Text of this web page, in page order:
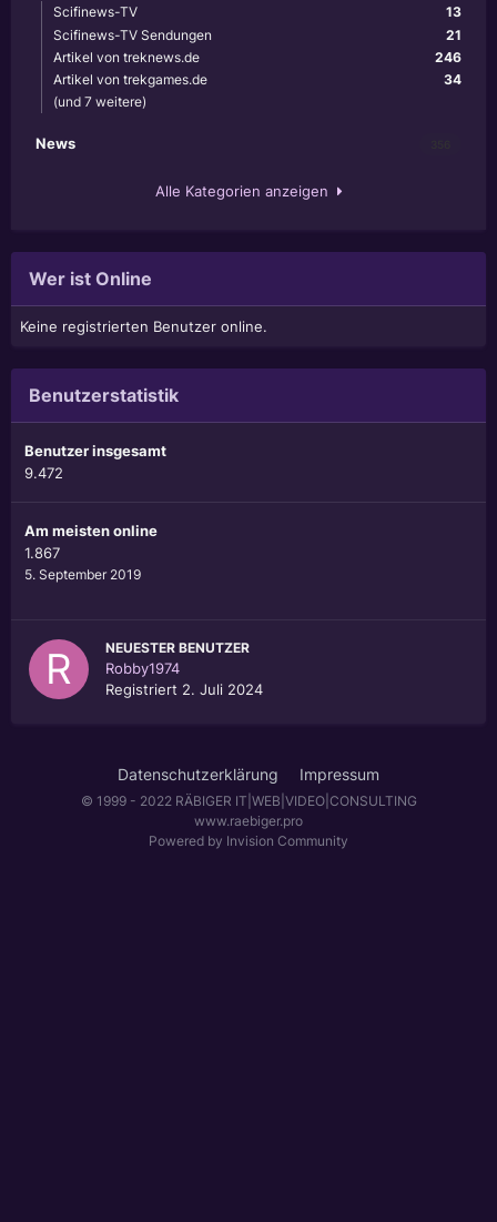
13
Scifinews-TV
21
Scifinews-TV Sendungen
246
Artikel von treknews.de
34
Artikel von trekgames.de
(und 7 weitere)
News
Alle Kategorien anzeigen
Wer ist Online
Keine registrierten Benutzer online.
Benutzerstatistik
Benutzer insgesamt
9.472
Am meisten online
1.867
5. September 2019
NEUESTER BENUTZER
Robby1974
Registriert 2. Juli 2024
Datenschutzerklärung Impressum
© 1999 - 2022 RÄBIGER IT|WEB|VIDEO|CONSULTING
www.raebiger.pro
Powered by Invision Community